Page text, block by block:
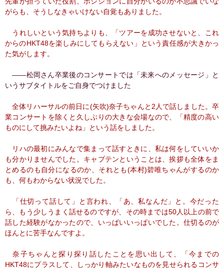
がらも、そうしなきゃいけない自覚もありました。
うれしいという気持ちよりも、「ツアーを成功させないと、これ
からのHKT48を楽しみにしてもらえない」という責任感が大きかっ
た気がします。
――松岡さん卒業後のコンサートでは「未来へのメッセージ」と
いうサブタイトルをご自身でつけました
全体リハーサルの前日に(矢吹)奈子ちゃんと2人で話しました。卒
業コンサートを除くと久しぶりの大きな会場なので、「精度の高い
ものにして挑みたいよね」という話をしました。
リハの最初にみんなで集まって話すときに、私は何をしていいか
も分かりませんでした。キャプテンということは、挨拶も全体をま
とめるのも自分になるのか、それとも(本村)碧唯ちゃんがするのか
も、何もわからない状況でした。
「仕切って話して」と言われ、「あ、私なんだ」と。今だった
ら、もう少しうまく話せるのですが、その時までは50人以上の前で
話した経験がなかったので、いっぱいいっぱいでした。仕切るのが
ほんとに苦手なんですよ。
奈子ちゃんと探り探り話したことを思い出して、「今までの
HKT48にプラスして、しっかり軸みたいなものを見せられるコンサ